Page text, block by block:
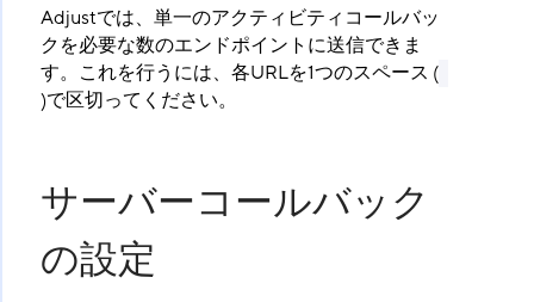
Adjustでは、単一のアクティビティコールバッ
クを必要な数のエンドポイントに送信できま
す。これを行うには、各URLを1つのスペース (
)で区切ってください。
サーバーコールバック
の設定